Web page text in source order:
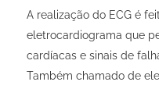
A realização do ECG é
eletrocardiograma que
cardíacas e sinais de
Também chamado de